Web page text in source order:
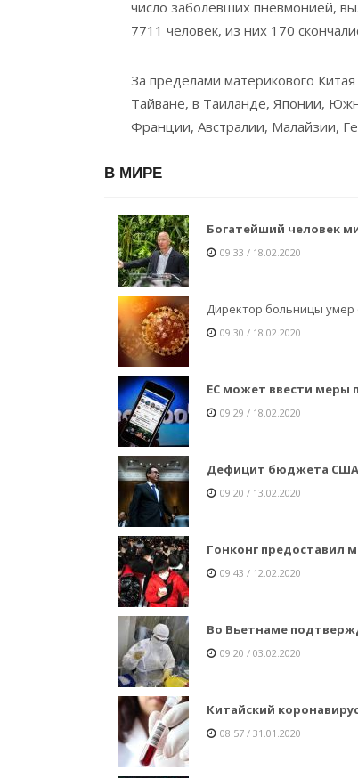
число заболевших пневмонией,
7711 человек, из них 170
За пределами материкового
Тайване, в Таиланде, Японии,
Франции, Австралии, Малайзии,
В МИРЕ
Богатейший человек
09:33 / 18.02.2020
Директор больницы умер
09:30 / 18.02.2020
ЕС может ввести меры
09:29 / 18.02.2020
Дефицит бюджета США
09:20 / 13.02.2020
Гонконг предоставил
09:43 / 12.02.2020
Во Вьетнаме
09:20 / 03.02.2020
Китайский
08:57 / 31.01.2020